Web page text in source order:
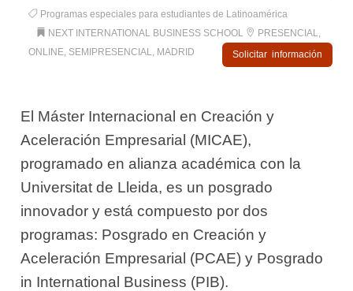
Programas especiales para estudiantes de Latinoamérica
NEXT INTERNATIONAL BUSINESS SCHOOL
PRESENCIAL,
ONLINE, SEMIPRESENCIAL, MADRID
Solicitar información
El Máster Internacional en Creación y
Aceleración Empresarial (MICAE),
programado en alianza académica con la
Universitat de Lleida, es un posgrado
innovador y está compuesto por dos
programas: Posgrado en Creación y
Aceleración Empresarial (PCAE) y Posgrado
in International Business (PIB).